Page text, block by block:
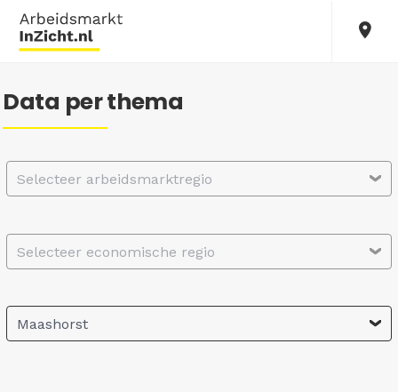
Data per thema
Selecteer arbeidsmarktregio
Selecteer economische regio
Maashorst